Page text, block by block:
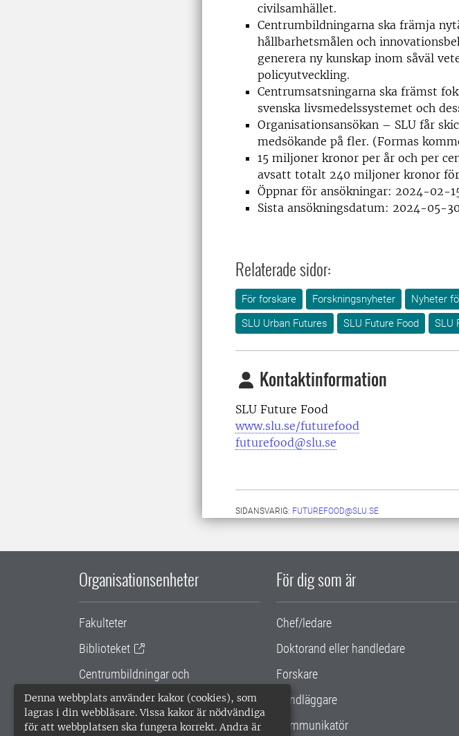
Denna webbplats använder kakor (cookies), som
lagras i din webbläsare. Vissa kakor är nödvändiga
för att webbplatsen ska fungera korrekt. Andra är
civilsamhället.
Centrumbildningarna ska främja
hållbarhetsmålen och
generera ny kunskap inom såväl
policyutveckling.
Centrumsatsningarna ska främst
svenska livsmedelssystemet och
Organisationsansökan – SLU får
medsökande på fler. (Formas
15 miljoner kronor per år och per
avsatt totalt 240 miljoner kronor
Öppnar för ansökningar: 2024-02-
Sista ansökningsdatum: 2024-05-
Relaterade sidor:
För forskare Forskningsnyheter Nyheter
SLU Urban Futures
SLU Future Food SLU
Kontaktinformation
SLU Future Food
www.slu.se/futurefood
futurefood@slu.se
SIDANSVARIG: FUTUREFOOD@SLU.SE
Organisationsenheter
Fakulteter
Biblioteket
Centrumbildningar och
samarbetsprojekt
Gemensamma verksamhetsstödet
För dig som är
Chef/ledare
Doktorand eller handledare
Forskare
Handläggare
Kommunikatör